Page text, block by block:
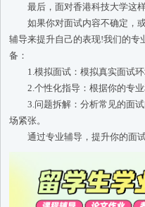
最后，面对香港科技大学这样
如果你对面试内容不确定，或
辅导来提升自己的表现!我们的专
备：
1.模拟面试：模拟真实面试环
2.个性化指导：根据你的专业
3.问题拆解：分析常见的面试
场紧张。
通过专业辅导，提升你的面试